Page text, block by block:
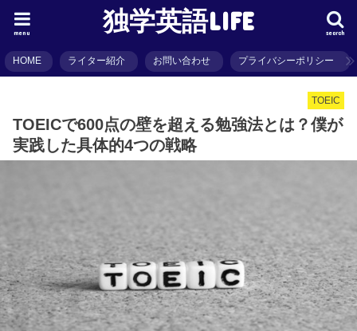
独学英語LIFE search
menu
HOME ライター紹介 お問い合わせ プライバシーポリシー
TOEIC
TOEICで600点の壁を超える勉強法とは？僕が
実践した具体的4つの戦略